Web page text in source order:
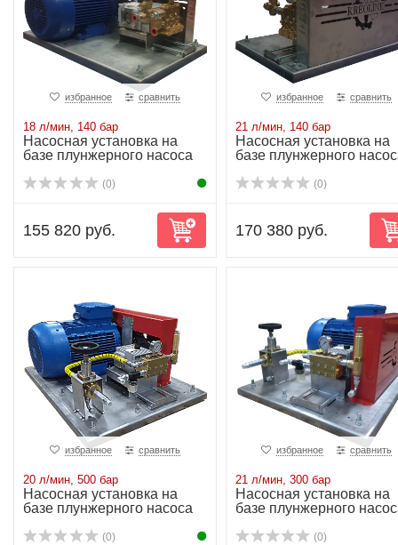
избранное сравнить
18 л/мин, 140 бар
Насосная установка на
базе плунжерного насоса
(0)
155 820 руб.
избранное сравнить
21 л/мин, 140 бар
Насосная установка на
базе плунжерного
(0)
170 380 руб.
избранное сравнить
20 л/мин, 500 бар
Насосная установка на
базе плунжерного насоса
(0)
избранное сравнить
21 л/мин, 300 бар
Насосная установка на
базе плунжерного
(0)